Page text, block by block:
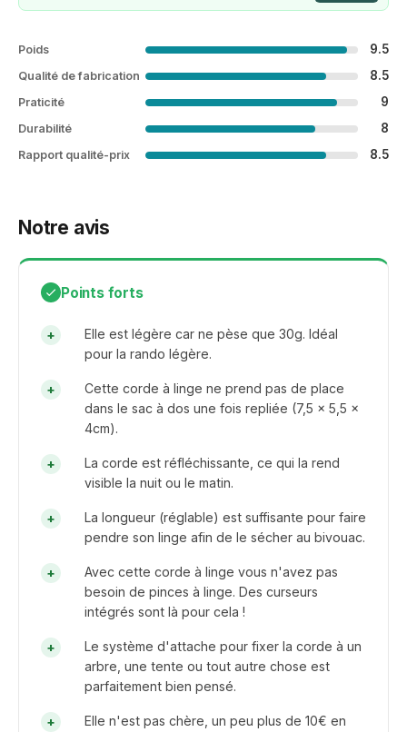
Poids 9.5
Qualité de fabrication 8.5
Praticité 9
Durabilité 8
Rapport qualité-prix 8.5
Notre avis
Points forts
Elle est légère car ne pèse que 30g. Idéal
pour la rando légère.
Cette corde à linge ne prend pas de place
dans le sac à dos une fois repliée (7,5 x 5,5 x
4cm).
La corde est réfléchissante, ce qui la rend
visible la nuit ou le matin.
La longueur (réglable) est suffisante pour faire
pendre son linge afin de le sécher au bivouac.
Avec cette corde à linge vous n'avez pas
besoin de pinces à linge. Des curseurs
intégrés sont là pour cela !
Le système d'attache pour fixer la corde à un
arbre, une tente ou tout autre chose est
parfaitement bien pensé.
Elle n'est pas chère, un peu plus de 10€ en